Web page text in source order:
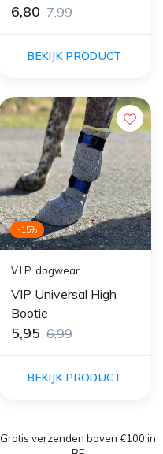
6,80 7,99
BEKIJK PRODUCT
-15%
V.I.P. dogwear
VIP Universal High
Bootie
5,95 6,99
BEKIJK PRODUCT
Gratis verzenden boven €100 in